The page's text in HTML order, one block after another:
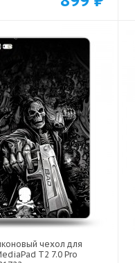
чехол для
T2 7.0 Pro